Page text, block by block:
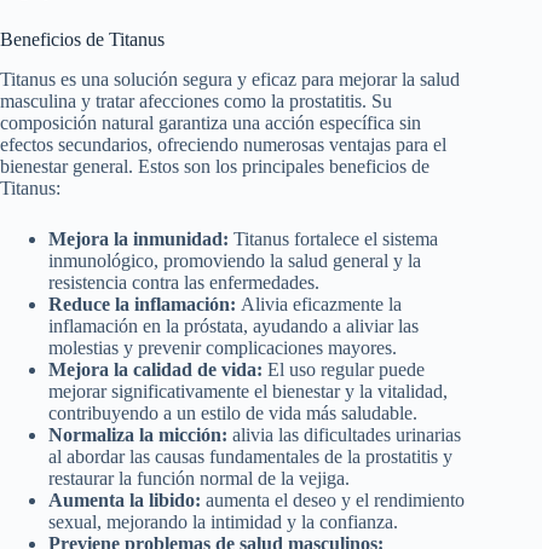
Beneficios de Titanus
Titanus es una solución segura y eficaz para mejorar la salud
masculina y tratar afecciones como la prostatitis. Su
composición natural garantiza una acción específica sin
efectos secundarios, ofreciendo numerosas ventajas para el
bienestar general. Estos son los principales beneficios de
Titanus:
Mejora la inmunidad: Titanus fortalece el sistema
inmunológico, promoviendo la salud general y la
resistencia contra las enfermedades.
Reduce la inflamación: Alivia eficazmente la
inflamación en la próstata, ayudando a aliviar las
molestias y prevenir complicaciones mayores.
Mejora la calidad de vida: El uso regular puede
mejorar significativamente el bienestar y la vitalidad,
contribuyendo a un estilo de vida más saludable.
Normaliza la micción: alivia las dificultades urinarias
al abordar las causas fundamentales de la prostatitis y
restaurar la función normal de la vejiga.
Aumenta la libido: aumenta el deseo y el rendimiento
sexual, mejorando la intimidad y la confianza.
Previene problemas de salud masculinos: